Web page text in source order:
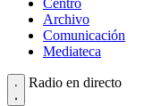
Centro
Archivo
Comunicación
Mediateca
Radio en directo